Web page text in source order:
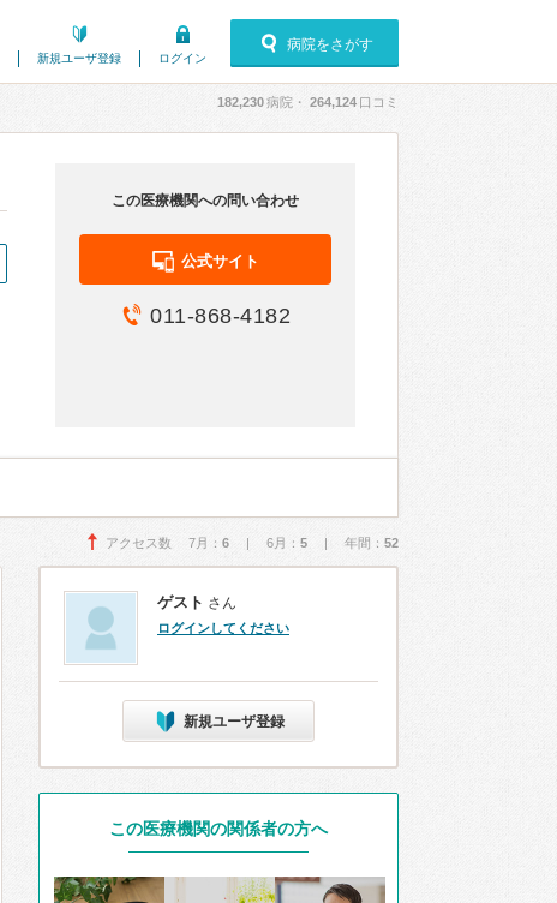
新規ユーザ登録 ログイン
病院をさがす
182,230病院・ 264,124 口コミ
この医療機関への問い合わせ
公式サイト
011-868-4182
アクセス数 7月： 6 | 6月： 5 | 年間： 52
ゲスト さん
ログインしてください
新規ユーザ登録
この医療機関の関係者の方へ